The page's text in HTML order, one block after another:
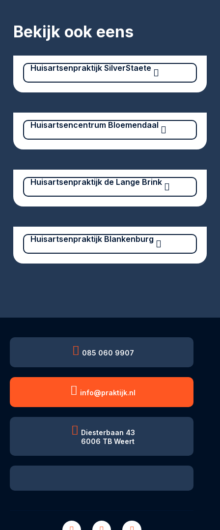
Bekijk ook eens
Huisartsenpraktijk SilverStaete
Huisartsencentrum Bloemendaal
Huisartsenpraktijk de Lange Brink
Huisartsenpraktijk Blankenburg
085 060 9907
info@praktijk.nl
Diesterbaan 43
6006 TB Weert